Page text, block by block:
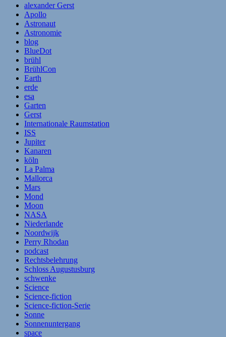
alexander Gerst
Apollo
Astronaut
Astronomie
blog
BlueDot
brühl
BrühlCon
Earth
erde
esa
Garten
Gerst
Internationale Raumstation
ISS
Jupiter
Kanaren
köln
La Palma
Mallorca
Mars
Mond
Moon
NASA
Niederlande
Noordwijk
Perry Rhodan
podcast
Rechtsbelehrung
Schloss Augustusburg
schwenke
Science
Science-fiction
Science-fiction-Serie
Sonne
Sonnenuntergang
space